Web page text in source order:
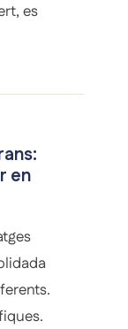
es
en